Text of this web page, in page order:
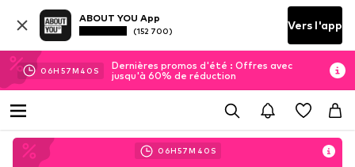
ABOUT YOU App
(152 700) Vers l'app
06H 57M 40 S
Dernières promos d'été : Offres avec
jusqu'à 60% de réduction
06H57M 40 S